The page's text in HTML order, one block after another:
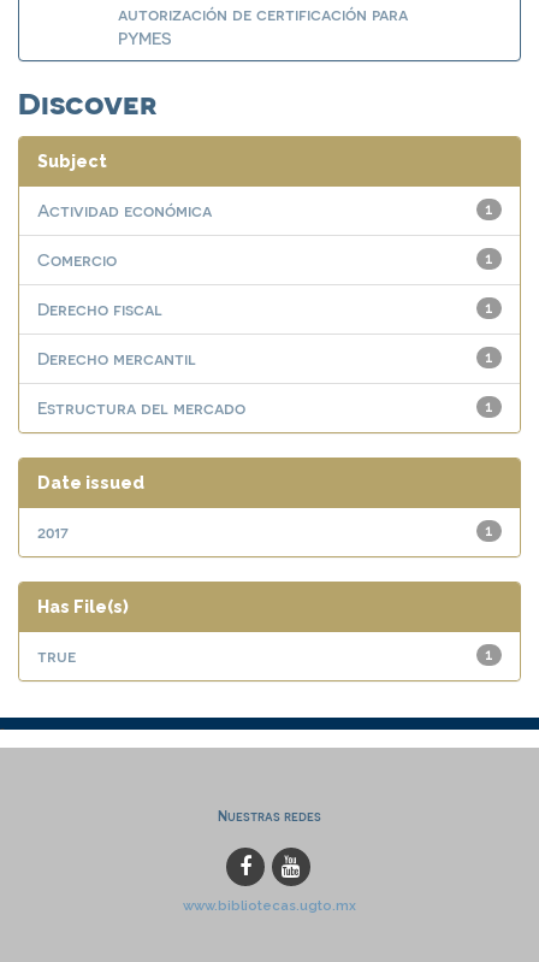
autorización de certificación para
PYMES
Discover
Subject
1
Actividad económica
1
Comercio
1
Derecho fiscal
1
Derecho mercantil
1
Estructura del mercado
Date issued
1
2017
Has File(s)
1
true
Nuestras redes
www.bibliotecas.ugto.mx